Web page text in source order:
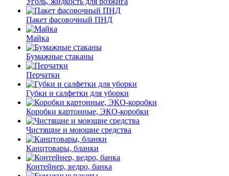
Пакет фасовочный ПНД
Майка
Бумажные стаканы
Перчатки
Губки и салфетки для уборки
Коробки картонные, ЭКО-коробки
Чистящие и моющие средства
Канцтовары, бланки
Контейнер, ведро, банка